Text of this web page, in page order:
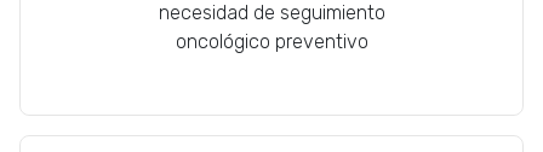
necesidad de seguimiento
oncológico preventivo